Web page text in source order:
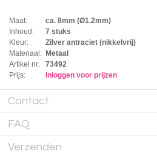
Maat:
ca. 8mm (Ø1.2mm)
Inhoud:
7 stuks
Kleur:
Zilver antraciet (nikkelvrij)
Materiaal: Metaal
Artikel nr:
73492
Prijs:
Inloggen voor prijzen
Contact
FAQ
Verzenden